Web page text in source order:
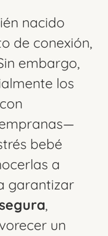
nacido
de conexión,
embargo,
los
bebé
a
garantizar
,
un